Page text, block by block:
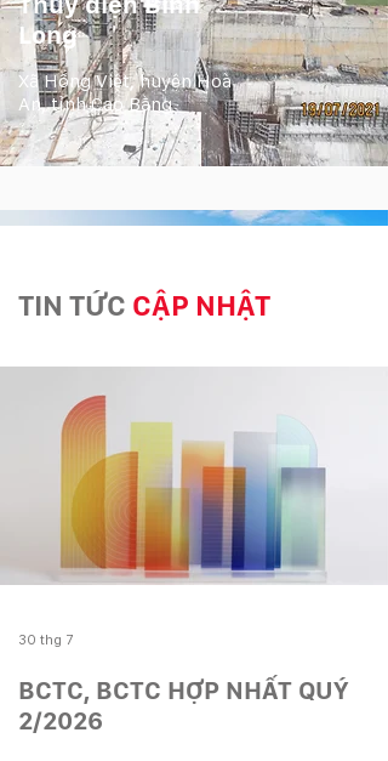
Long
Xã Hồng Việt, huyện Hoà
An, tỉnh Cao Bằng
Thuỷ điện Khánh
Xã Khánh Khê , huyện Văn
Quan, tỉnh Lạng Sơn
TIN TỨC CẬP NHẬT
BCTC, BCTC HỢP NHẤT QUÝ
2/2026
30 thg 7